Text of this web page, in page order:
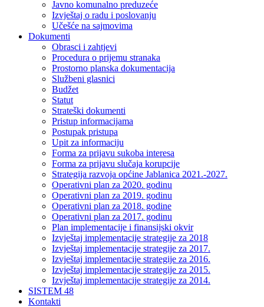
Javno komunalno preduzeće
Izvještaj o radu i poslovanju
Učešće na sajmovima
Dokumenti
Obrasci i zahtjevi
Procedura o prijemu stranaka
Prostorno planska dokumentacija
Službeni glasnici
Budžet
Statut
Strateški dokumenti
Pristup informacijama
Postupak pristupa
Upit za informaciju
Forma za prijavu sukoba interesa
Forma za prijavu slučaja korupcije
Strategija razvoja općine Jablanica 2021.-2027.
Operativni plan za 2020. godinu
Operativni plan za 2019. godinu
Operativni plan za 2018. godine
Operativni plan za 2017. godinu
Plan implementacije i finansijski okvir
Izvještaj implementacije strategije za 2018
Izvještaj implementacije strategije za 2017.
Izvještaj implementacije strategije za 2016.
Izvještaj implementacije strategije za 2015.
Izvještaj implementacije strategije za 2014.
SISTEM 48
Kontakti